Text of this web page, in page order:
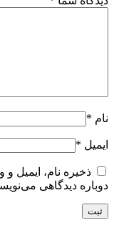
نام *
ایمیل *
ذخیره نام، ایمیل
دوباره دیدگاهی